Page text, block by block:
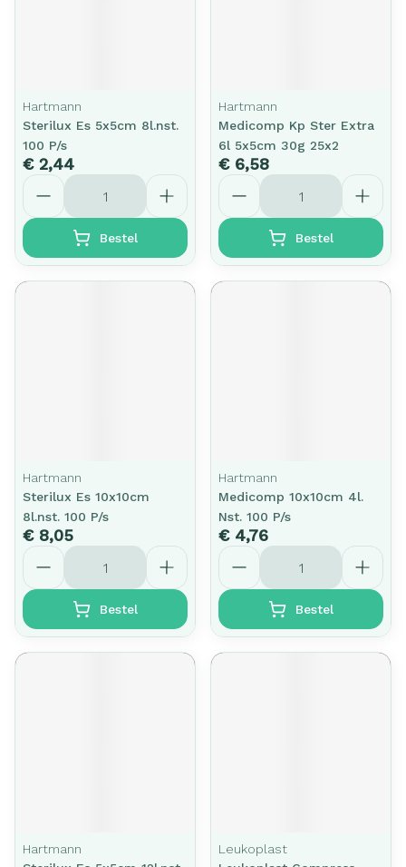
Hartmann
Sterilux Es 5x5cm 8l.nst.
100 P/s
€ 2,44
Aantal
Bestel
Hartmann
Medicomp Kp Ster Extra
6l 5x5cm 30g 25x2
€ 6,58
Aantal
Bestel
Hartmann
Sterilux Es 10x10cm
8l.nst. 100 P/s
€ 8,05
Aantal
Bestel
Hartmann
Medicomp 10x10cm 4l.
Nst. 100 P/s
€ 4,76
Aantal
Bestel
Hartmann
Leukoplast